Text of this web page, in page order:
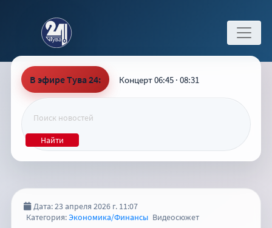
В эфире Тува 24: Концерт 06:45 · 08:31
Найти
Дата: 23 апреля 2026 г. 11:07
Категория:Экономика/Финансы Видеосюжет